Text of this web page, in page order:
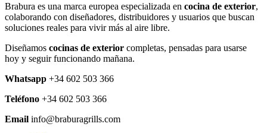
Brabura es una marca europea especializada en cocina de exterior,
colaborando con diseñadores, distribuidores y usuarios que buscan
soluciones reales para vivir más al aire libre.
Diseñamos cocinas de exterior completas, pensadas para usarse
hoy y seguir funcionando mañana.
Whatsapp +34 602 503 366
Teléfono +34 602 503 366
Email info@braburagrills.com